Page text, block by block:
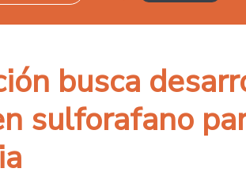
busca
sulforafano